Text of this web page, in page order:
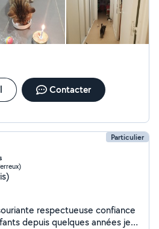
Contacter
Particulier
respectueuse confiance
depuis quelques années je